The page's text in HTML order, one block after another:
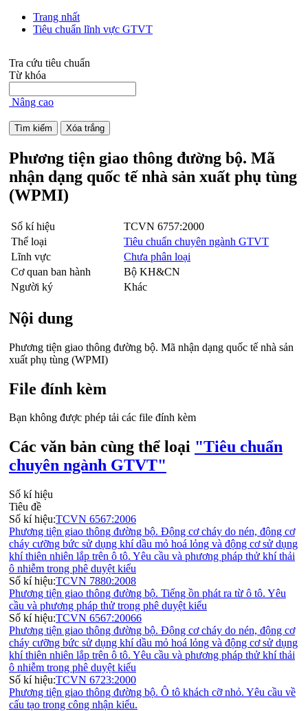
Trang nhất
Tiêu chuẩn lĩnh vực GTVT
Tra cứu tiêu chuẩn
Từ khóa
Nâng cao
Phương tiện giao thông đường bộ. Mã
nhận dạng quốc tế nhà sản xuất phụ tùng
(WPMI)
Số kí hiệu
TCVN 6757:2000
Thể loại
Tiêu chuẩn chuyên ngành GTVT
Lĩnh vực
Chưa phân loại
Cơ quan ban hành
Bộ KH&CN
Người ký
Khác
Nội dung
Phương tiện giao thông đường bộ. Mã nhận dạng quốc tế nhà sản
xuất phụ tùng (WPMI)
File đính kèm
Bạn không được phép tải các file đính kèm
Các văn bản cùng thể loại "Tiêu chuẩn
chuyên ngành GTVT"
Số kí hiệu
Tiêu đề
Số kí hiệu:TCVN 6567:2006
Phương tiện giao thông đường bộ. Động cơ cháy do nén, động cơ
cháy cưỡng bức sử dụng khí dầu mỏ hoá lỏng và động cơ sử dụng
khí thiên nhiên lắp trên ô tô. Yêu cầu và phương pháp thử khí thải
ô nhiễm trong phê duyệt kiểu
Số kí hiệu:TCVN 7880:2008
Phương tiện giao thông đường bộ. Tiếng ồn phát ra từ ô tô. Yêu
cầu và phương pháp thử trong phê duyệt kiểu
Số kí hiệu:TCVN 6567:20066
Phương tiện giao thông đường bộ. Động cơ cháy do nén, động cơ
cháy cưỡng bức sử dụng khí dầu mỏ hoá lỏng và động cơ sử dụng
khí thiên nhiên lắp trên ô tô. Yêu cầu và phương pháp thử khí thải
ô nhiễm trong phê duyệt kiểu
Số kí hiệu:TCVN 6723:2000
Phương tiện giao thông đường bộ. Ô tô khách cỡ nhỏ. Yêu cầu về
cấu tạo trong công nhận kiểu.